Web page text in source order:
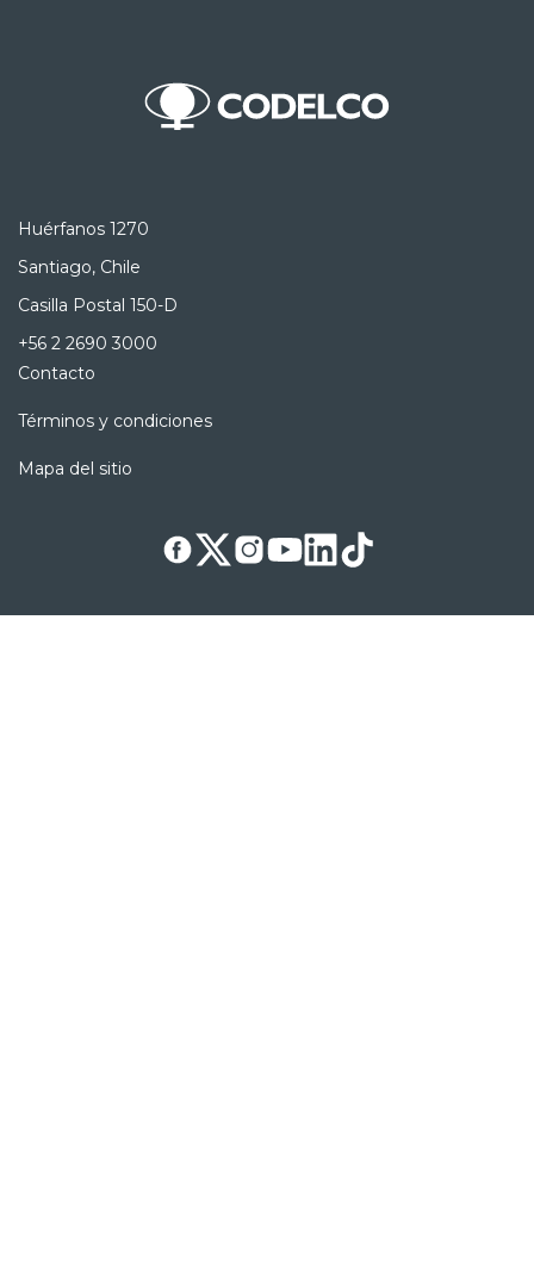
Huérfanos 1270
Santiago, Chile
Casilla Postal 150-D
+56 2 2690 3000
Contacto
Términos y condiciones
Mapa del sitio